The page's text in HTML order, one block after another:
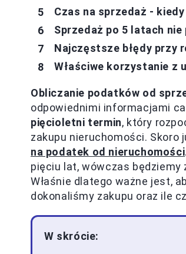
Czas na sprzedaż -
Sprzedaż po 5 latach
Najczęstsze błędy przy
Właściwe korzystanie z
Obliczanie podatków od
odpowiednimi informacjami
pięcioletni termin, który
zakupu nieruchomości. Skoro
na podatek od nieruchomości
pięciu lat, wówczas będziemy
Właśnie dlatego ważne jest,
dokonaliśmy zakupu oraz ile
W skrócie: